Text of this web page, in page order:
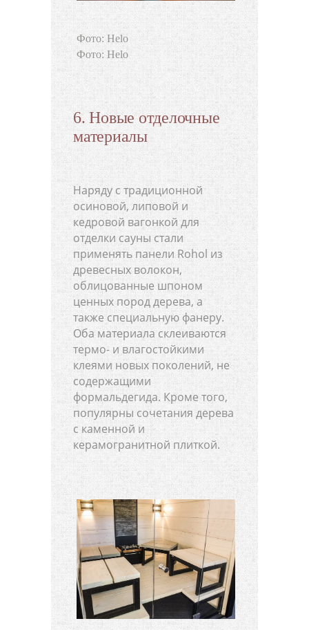
Фото: Helo
Фото: Helo
6. Новые отделочные
материалы
Наряду с традиционной
осиновой, липовой и
кедровой вагонкой для
отделки сауны стали
применять панели Rohol из
древесных волокон,
облицованные шпоном
ценных пород дерева, а
также специальную фанеру.
Оба материала склеиваются
термо- и влагостойкими
клеями новых поколений, не
содержащими
формальдегида. Кроме того,
популярны сочетания дерева
с каменной и
керамогранитной плиткой.